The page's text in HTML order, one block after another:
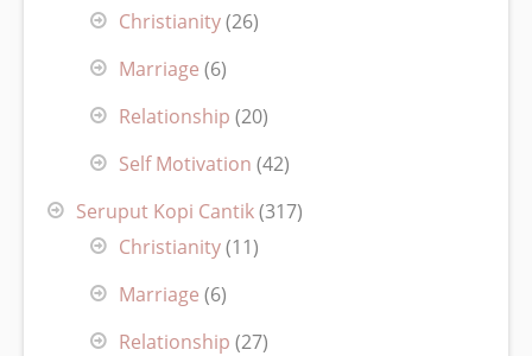
Christianity(26)
Marriage (6)
Relationship (20)
Self Motivation (42)
Seruput Kopi Cantik(317)
Christianity(11)
Marriage (6)
Relationship (27)